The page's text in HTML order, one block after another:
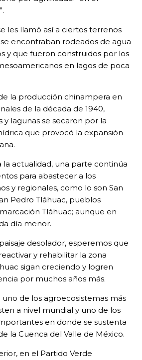
les llamó así a ciertos terrenos
encontraban rodeados de agua
y que fueron construidos por los
en lagos de poca
la producción chinampera en
de la década de 1940,
y lagunas se secaron por la
que provocó la expansión
la actualidad, una parte continúa
para abastecer a los
y regionales, como lo son San
Pedro Tláhuac, pueblos
Tláhuac; aunque en
día menor.
desolador, esperemos que
y rehabilitar la zona
sigan creciendo y logren
por muchos años más.
uno de los agroecosistemas más
a nivel mundial y uno de los
en donde se sustenta
la Cuenca del Valle de México.
en el Partido Verde